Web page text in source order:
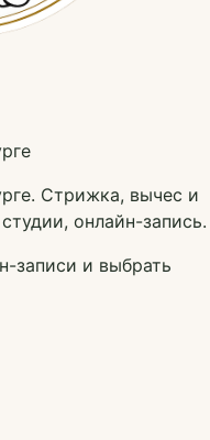
Стрижка, вычес и
онлайн-запись.
записи и выбрать